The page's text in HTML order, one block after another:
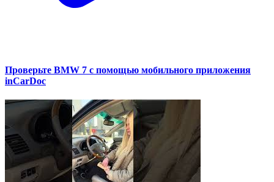
Проверьте BMW 7 с помощью мобильного приложения
inCarDoc